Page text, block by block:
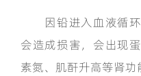
因铅进入血液循环
会造成损害，会出现
素氮、肌酐升高等肾功